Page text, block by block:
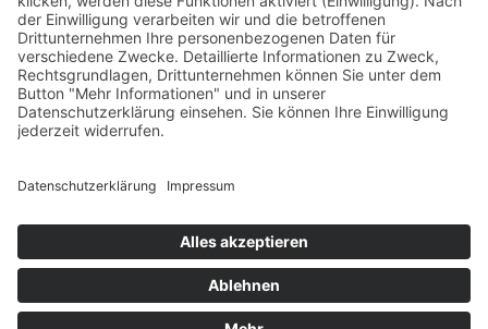
powered bytrend-media.com